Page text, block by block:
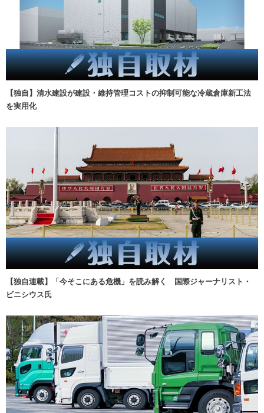
【独自】清水建設が建設・維持管理コストの抑制可能な冷蔵倉庫新工法
を実用化
【独自連載】「今そこにある危機」を読み解く 国際ジャーナリスト・
ビニシウス氏